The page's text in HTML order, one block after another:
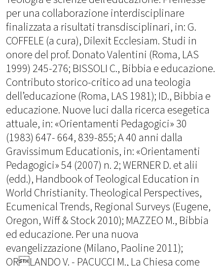
per una collaborazione interdisciplinare
finalizzata a risultati transdisciplinari, in: G.
COFFELE (a cura), Dilexit Ecclesiam. Studi in
onore del prof. Donato Valentini (Roma, LAS
1999) 245-276; BISSOLI C., Bibbia e educazione.
Contributo storico-critico ad una teologia
dell’educazione (Roma, LAS 1981); ID., Bibbia e
educazione. Nuove luci dalla ricerca esegetica
attuale, in: «Orientamenti Pedagogici» 30
(1983) 647- 664, 839-855; A 40 anni dalla
Gravissimum Educationis, in: «Orientamenti
Pedagogici» 54 (2007) n. 2; WERNER D. et alii
(edd.), Handbook of Teological Education in
World Christianity. Theological Perspectives,
Ecumenical Trends, Regional Surveys (Eugene,
Oregon, Wiff & Stock 2010); MAZZEO M., Bibbia
ed educazione. Per una nuova
evangelizzazione (Milano, Paoline 2011);
ORLANDO V. - PACUCCI M., La Chiesa come